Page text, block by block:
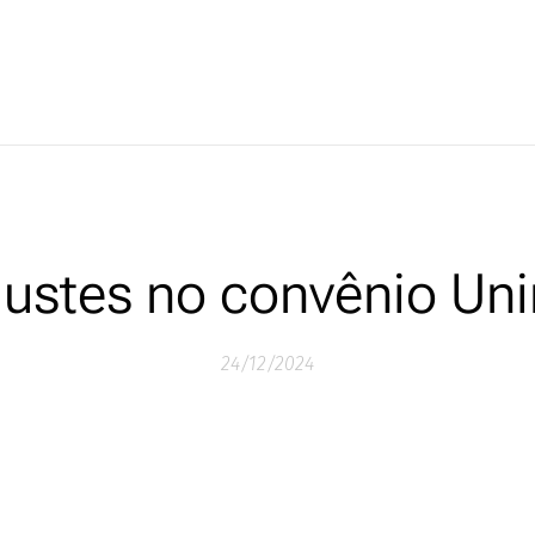
no convênio
24/12/2024